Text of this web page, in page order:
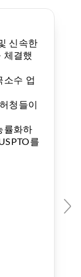
신속한
체결했
소수 업
청들이
률화하
를